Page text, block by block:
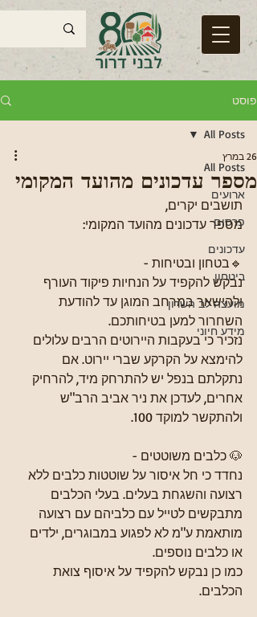
פוסט
All Posts
ארועים
פרסום
עדכונים
ביטחון
מועצה לב השרון
מידע חיוני
All Posts
מספר עדכונים מהועד המקומי
26 במרץ
תושבים יקרים,
מספר עדכונים מהועד המקומי:
🔹בטחון ובטיחות -
נבקש להקפיד על הנחיות פיקוד העורף
ולהישאר במרחב המוגן עד להודעת
השחרור למען בטיחותכם.
נזכיר כי בעקבות היירוטים הרבים עלולים
להימצא על הקרקע שברי יירוט. אם
נתקלתם בנפל יש להתרחק מיד, להרחיק
אחרים, לעדכן את ניר אביב הרב"ש
ולהתקשר למוקד 100.
🐶 כלבים משוטטים -
נחדד כי חל איסור על שוטטות כלבים ללא
רצועה והשגחת בעלים. בעלי הכלבים
מתבקשים לטייל עם כלביהם עם רצועה
מותאמת ע"מ לא לפגוע במבוגרים, ילדים
או כלבים נוספים.
כמו כן נבקש להקפיד על איסוף צואת
הכלבים.